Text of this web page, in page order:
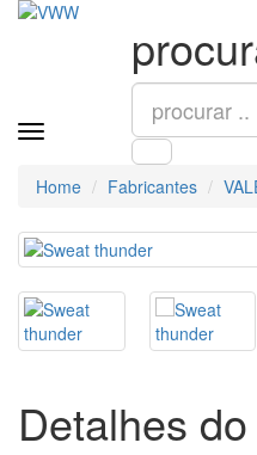
Home Fabricantes
Detalhes